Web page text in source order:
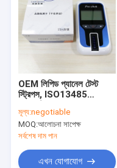
OEM লিপিড প্যানেল টেস্ট
স্ট্রিপস, ISO13485
ট্রাইগ্লিসারাইড টেস্ট কিট
মূল্য:negotiable
MOQ:আলোচনা সাপেক্ষ
সর্বশেষ দাম পান
এখন যোগাযোগ